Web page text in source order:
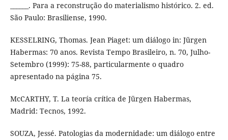
______. Para a reconstrução do materialismo histórico. 2. ed.
São Paulo: Brasiliense, 1990.
KESSELRING, Thomas. Jean Piaget: um diálogo in: Jürgen
Habermas: 70 anos. Revista Tempo Brasileiro, n. 70, Julho-
Setembro (1999): 75-88, particularmente o quadro
apresentado na página 75.
McCARTHY, T. La teoría crítica de Jürgen Habermas,
Madrid: Tecnos, 1992.
SOUZA, Jessé. Patologias da modernidade: um diálogo entre